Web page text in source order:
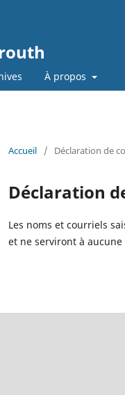
À propos
Accueil / Déclaration de
Déclaration
Les noms et courriels
et ne serviront à